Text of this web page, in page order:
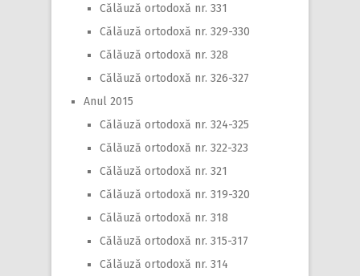
Călăuză ortodoxă nr. 331
Călăuză ortodoxă nr. 329-330
Călăuză ortodoxă nr. 328
Călăuză ortodoxă nr. 326-327
Anul 2015
Călăuză ortodoxă nr. 324-325
Călăuză ortodoxă nr. 322-323
Călăuză ortodoxă nr. 321
Călăuză ortodoxă nr. 319-320
Călăuză ortodoxă nr. 318
Călăuză ortodoxă nr. 315-317
Călăuză ortodoxă nr. 314